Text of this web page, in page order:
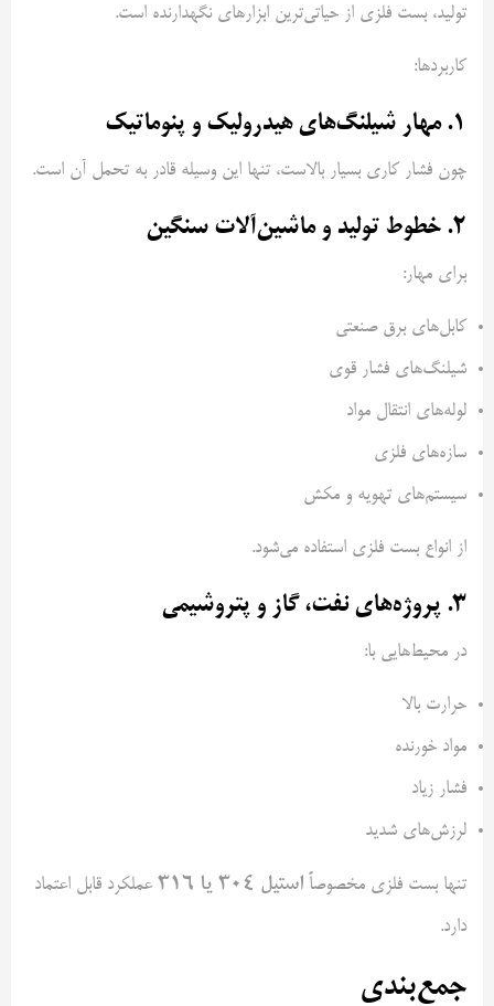
تولید، بست فلزی از حیاتی‌ترین ابزارهای نگهدارنده است.
کاربردها:
۱. مهار شیلنگ‌های هیدرولیک و پنوماتیک
چون فشار کاری بسیار بالاست، تنها این وسیله قادر به تحمل آن است.
۲. خطوط تولید و ماشین‌آلات سنگین
برای مهار:
کابل‌های برق صنعتی
شیلنگ‌های فشار قوی
لوله‌های انتقال مواد
سازه‌های فلزی
سیستم‌های تهویه و مکش
از انواع بست فلزی استفاده می‌شود.
۳. پروژه‌های نفت، گاز و پتروشیمی
در محیط‌هایی با:
حرارت بالا
مواد خورنده
فشار زیاد
لرزش‌های شدید
تنها بست فلزی مخصوصاً استیل ۳۰۴ یا ۳۱۶
عملکرد قابل اعتماد
دارد.
جمع‌بندی